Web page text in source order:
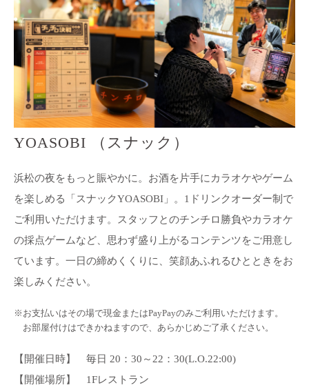
YOASOBI （スナック）
浜松の夜をもっと賑やかに。お酒を片手にカラオケやゲーム
を楽しめる「スナックYOASOBI」。1ドリンクオーダー制で
ご利用いただけます。スタッフとのチンチロ勝負やカラオケ
の採点ゲームなど、思わず盛り上がるコンテンツをご用意し
ています。一日の締めくくりに、笑顔あふれるひとときをお
楽しみください。
※お支払いはその場で現金またはPayPayのみご利用いただけます。
お部屋付けはできかねますので、あらかじめご了承ください。
【開催日時】 毎日 20：30～22：30(L.O.22:00)
【開催場所】 1Fレストラン